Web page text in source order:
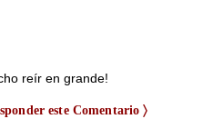
reír en grande!
este Comentario 〉